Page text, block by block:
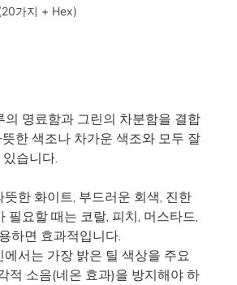
가지 + Hex)
명료함과 그린의 차분함을 결합
한 색조나 차가운 색조와 모두 잘
습니다.
한 화이트, 부드러운 회색, 진한
필요할 때는 코랄, 피치, 머스타드,
하면 효과적입니다.
서는 가장 밝은 틸 색상을 주요
적 소음(네온 효과)을 방지해야 하